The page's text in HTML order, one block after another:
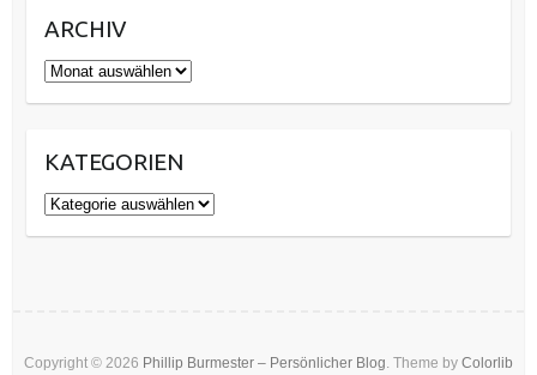
ARCHIV
Archiv
KATEGORIEN
Kategorien
Copyright © 2026 Phillip Burmester – Persönlicher Blog. Theme by Colorlib